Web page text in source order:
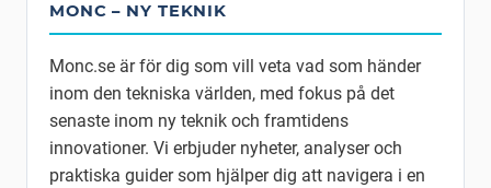
MONC – NY TEKNIK
Monc.se är för dig som vill veta vad som händer
inom den tekniska världen, med fokus på det
senaste inom ny teknik och framtidens
innovationer. Vi erbjuder nyheter, analyser och
praktiska guider som hjälper dig att navigera i en